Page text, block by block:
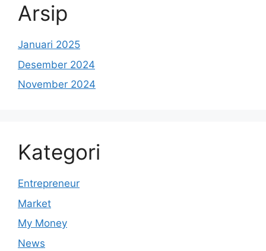
Arsip
Januari 2025
Desember 2024
November 2024
Kategori
Entrepreneur
Market
My Money
News